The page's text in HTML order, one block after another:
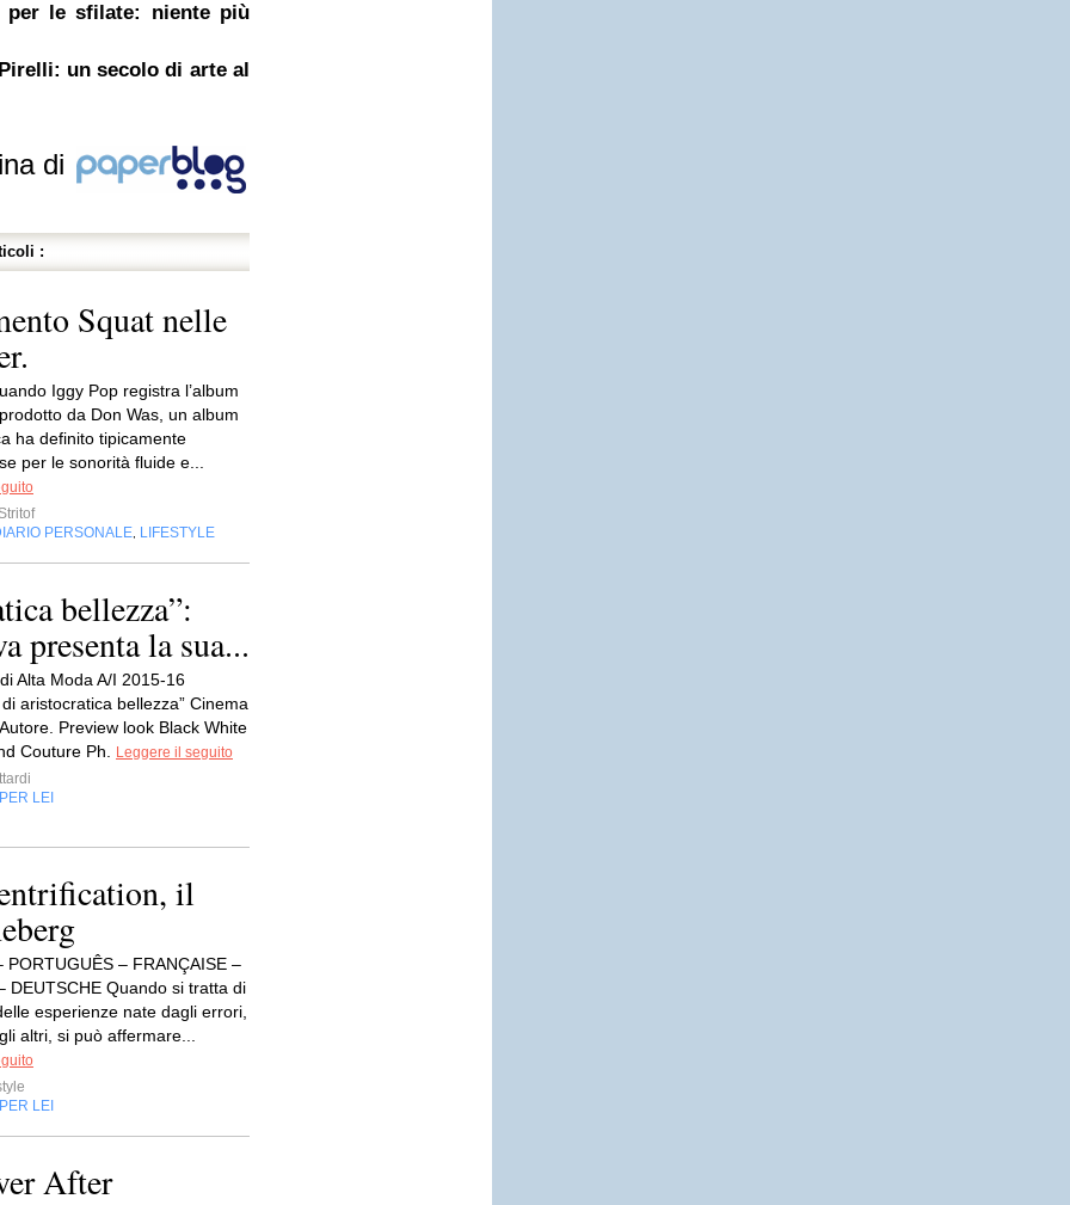
per le sfilate: niente più
Pirelli: un secolo di arte al
di
:
Squat nelle
Iggy Pop registra l’album
da Don Was, un album
ha definito tipicamente
per le sonorità fluide e...
PERSONALE LIFESTYLE
bellezza”:
presenta la sua...
Alta Moda A/I 2015-16
aristocratica bellezza” Cinema
Preview look Black White
Couture Ph.
Leggere il seguito
PER LEI
il
PORTUGUÊS – FRANÇAISE –
DEUTSCHE Quando si tratta di
esperienze nate dagli errori,
altri, si può affermare...
PER LEI
After